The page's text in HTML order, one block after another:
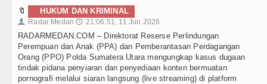
🔖 HUKUM DAN KRIMINAL
👤 Radar Medan 🕔 21:06:51, 11 Jun 2026
RADARMEDAN.COM – Direktorat Reserse Perlindungan
Perempuan dan Anak (PPA) dan Pemberantasan Perdagangan
Orang (PPO) Polda Sumatera Utara mengungkap kasus dugaan
tindak pidana penyiaran dan penyediaan konten bermuatan
pornografi melalui siaran langsung (live streaming) di platform